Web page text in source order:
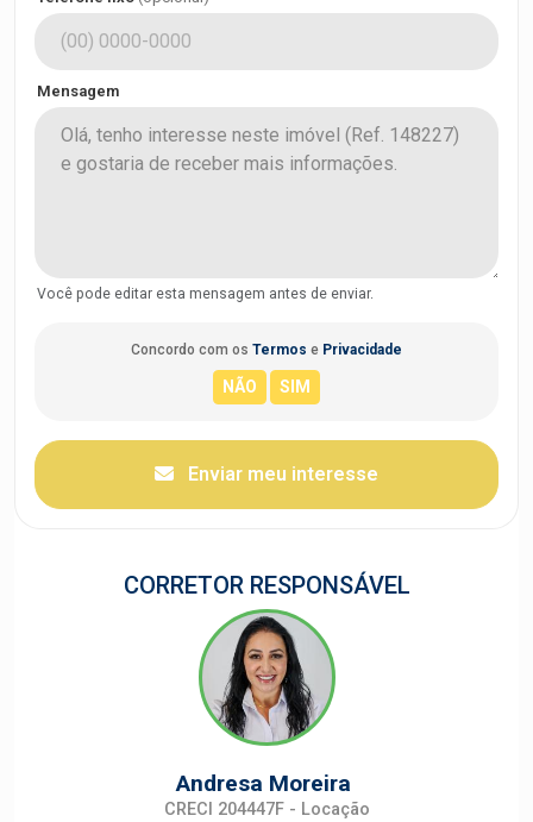
Mensagem
Você pode editar esta mensagem antes de enviar.
Concordo com os Termos e Privacidade
Enviar meu interesse
CORRETOR RESPONSÁVEL
Andresa Moreira
CRECI 204447F - Locação